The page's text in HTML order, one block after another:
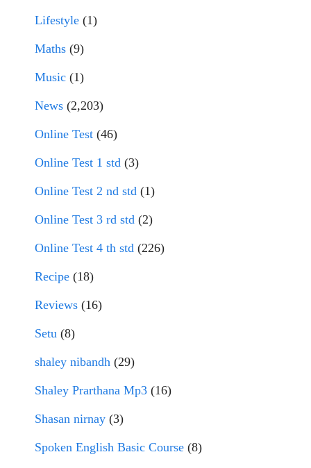
Lifestyle (1)
Maths (9)
Music (1)
News (2,203)
Online Test (46)
Online Test 1 std (3)
Online Test 2 nd std (1)
Online Test 3 rd std (2)
Online Test 4 th std (226)
Recipe (18)
Reviews (16)
Setu (8)
shaley nibandh (29)
Shaley Prarthana Mp3 (16)
Shasan nirnay (3)
Spoken English Basic Course (8)